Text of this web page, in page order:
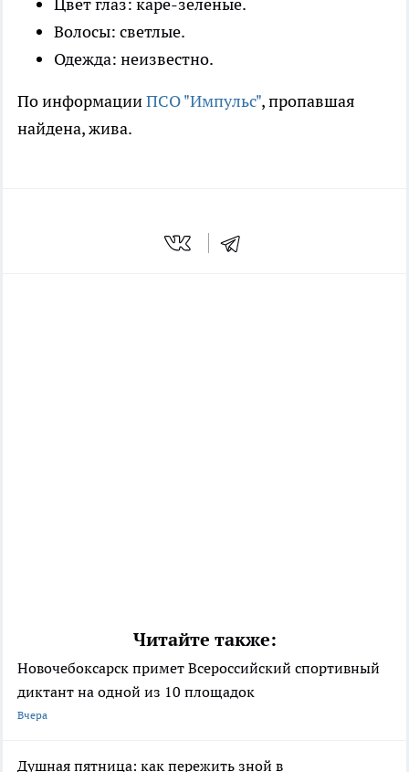
Цвет глаз: каре-зеленые.
Волосы: светлые.
Одежда: неизвестно.
По информацииПСО "Импульс", пропавшая
найдена, жива.
Читайте также:
Новочебоксарск примет Всероссийский спортивный
диктант на одной из 10 площадок
Вчера
Душная пятница: как пережить зной в